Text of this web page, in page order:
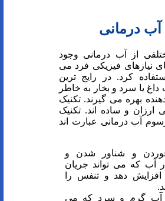
آب درمانی
از آب درمانی وجود
نیازهای فیزیکی فرد می
کرد. در رایج ترین
داغ یا سرد و بخار به خاطر
بهره می گیرند. تکنیک
ارزان و ساده اند. تکنیک
آب درمانی عبارت اند
و شناور شدن و
آب که می تواند جریان
دهد و تنفس را
آب گرم و سرد که می